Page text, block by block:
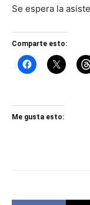
Se espera la
Comparte esto:
Me gusta esto: